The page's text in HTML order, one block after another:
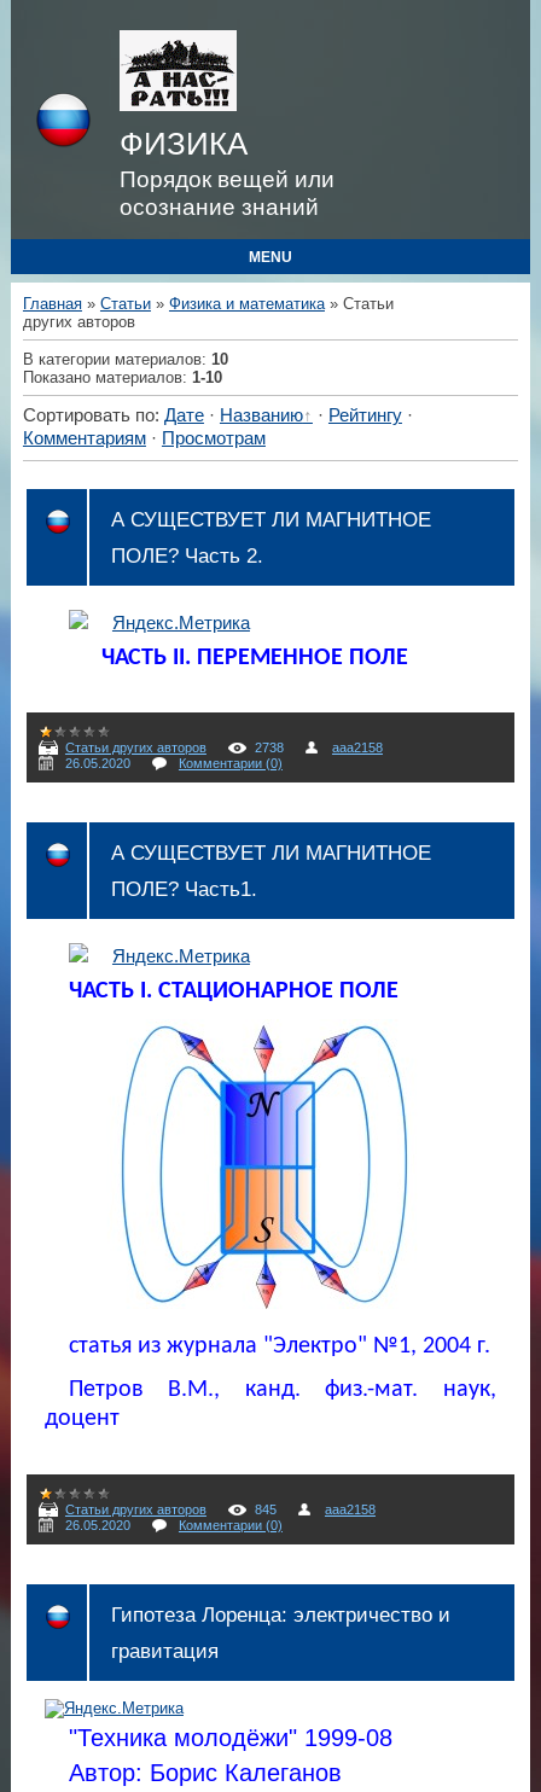
ФИЗИКА
Порядок вещей или
осознание знаний
MENU
Главная» Статьи» Физика и математика» Статьи
других авторов
В категории материалов: 10
Показано материалов: 1-10
Сортировать по: Дате· Названию · Рейтингу·
Комментариям· Просмотрам
А СУЩЕСТВУЕТ ЛИ МАГНИТНОЕ
ПОЛЕ? Часть 2.
ЧАСТЬ II. ПЕРЕМЕННОЕ ПОЛЕ
Статьи других авторов 2738
aaa2158
26.05.2020
Комментарии (0)
А СУЩЕСТВУЕТ ЛИ МАГНИТНОЕ
ПОЛЕ? Часть1.
ЧАСТЬ I. СТАЦИОНАРНОЕ ПОЛЕ
статья из журнала "Электро" №1, 2004 г.
Петров В.М., канд. физ.-мат. наук,
доцент
Статьи других авторов 845
aaa2158
26.05.2020
Комментарии (0)
Гипотеза Лоренца: электричество и
гравитация
"Техника молодёжи" 1999-08
Автор: Борис Калеганов